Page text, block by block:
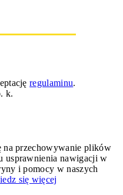
regulaminu.
k.
na przechowywanie plików
usprawnienia nawigacji w
i pomocy w naszych
się więcej